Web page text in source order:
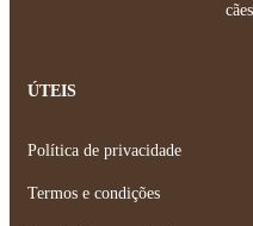
ÚTEIS
Política de privacidade
Termos e condições